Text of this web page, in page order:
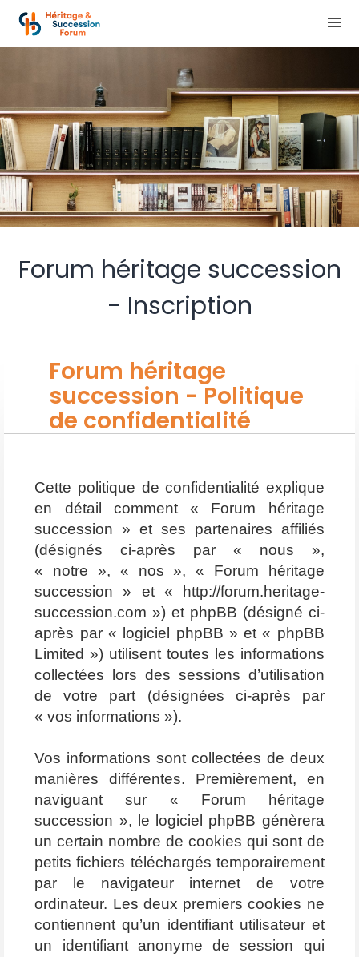
Forum héritage succession
- Inscription
Forum héritage
succession - Politique
de confidentialité
Cette politique de confidentialité explique
en détail comment « Forum héritage
succession » et ses partenaires affiliés
(désignés ci-après par « nous »,
« notre », « nos », « Forum héritage
succession » et « http://forum.heritage-
succession.com ») et phpBB (désigné ci-
après par « logiciel phpBB » et « phpBB
Limited ») utilisent toutes les informations
collectées lors des sessions d’utilisation
de votre part (désignées ci-après par
« vos informations »).
Vos informations sont collectées de deux
manières différentes. Premièrement, en
naviguant sur « Forum héritage
succession », le logiciel phpBB génèrera
un certain nombre de cookies qui sont de
petits fichiers téléchargés temporairement
par le navigateur internet de votre
ordinateur. Les deux premiers cookies ne
contiennent qu’un identifiant utilisateur et
un identifiant anonyme de session qui